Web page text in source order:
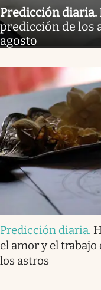
Predicción diaria.
predicción de los
agosto
Predicción diaria.
el amor y el trabajo
los astros